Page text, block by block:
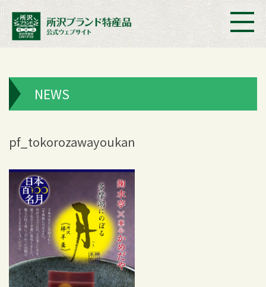
NEWS
pf_tokorozawayoukan